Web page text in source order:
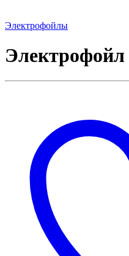
Электрофойлы
Электрофойл